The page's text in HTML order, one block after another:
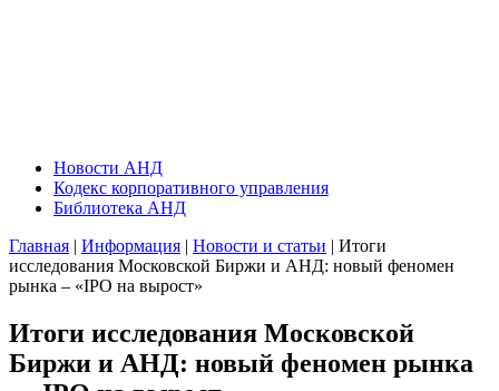
Новости АНД
Кодекс корпоративного управления
Библиотека АНД
Главная | Информация | Новости и статьи | Итоги
исследования Московской Биржи и АНД: новый феномен
рынка – «IPO на вырост»
Итоги исследования Московской
Биржи и АНД: новый феномен рынка